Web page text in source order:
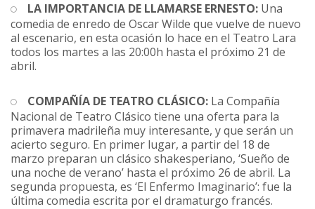
LA IMPORTANCIA DE LLAMARSE ERNESTO: Una
comedia de enredo de Oscar Wilde que vuelve de nuevo
al escenario, en esta ocasión lo hace en el Teatro Lara
todos los martes a las 20:00h hasta el próximo 21 de
abril.
COMPAÑÍA DE TEATRO CLÁSICO: La Compañía
Nacional de Teatro Clásico tiene una oferta para la
primavera madrileña muy interesante, y que serán un
acierto seguro. En primer lugar, a partir del 18 de
marzo preparan un clásico shakesperiano, ‘Sueño de
una noche de verano’ hasta el próximo 26 de abril. La
segunda propuesta, es ‘El Enfermo Imaginario’: fue la
última comedia escrita por el dramaturgo francés.